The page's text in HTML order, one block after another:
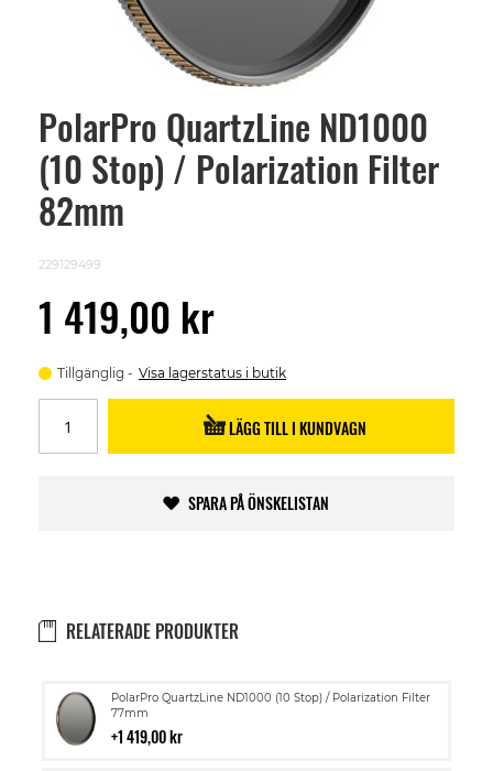
PolarPro QuartzLine ND1000
(10 Stop) / Polarization Filter
82mm
229129499
1 419,00 kr
Tillgänglig Visa lagerstatus i butik
LÄGG TILL I KUNDVAGN
SPARA PÅ ÖNSKELISTAN
RELATERADE PRODUKTER
PolarPro QuartzLine ND1000 (10 Stop) / Polarization Filter
77mm
1 419,00 kr
Lägg
till
i
Skip
beginning
images